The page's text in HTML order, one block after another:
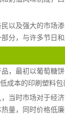
以及强大的市场
分，与许多节日和
，最初以葡萄糖
成本的印刷塑料
当时市场对于经
量，同时价格低